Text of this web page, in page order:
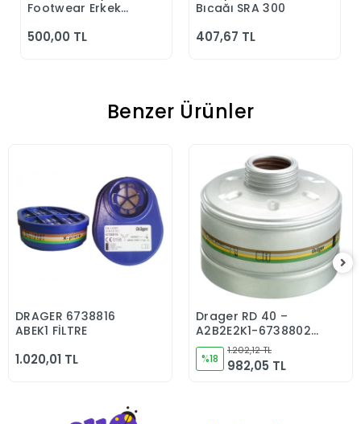
Footwear Erkek
Klasik Ayakkabı
500,00 TL
Bıçağı SRA 300
407,67 TL
Benzer Ürünler
Sepete Ekle
DRAGER 6738816
ABEK1 FİLTRE
1.020,01 TL
Sepete Ekle
Drager RD 40 –
A2B2E2K1-6738802
Filtre
%18
1.202,12 TL
982,05 TL